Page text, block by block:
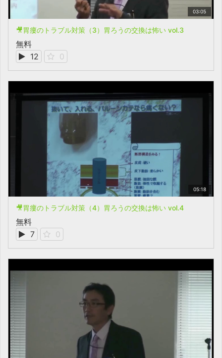
03:05
🎥胃瘻のトラブル対策（3）胃ろうの交換は怖い vol.3
無料
12
0
05:18
🎥胃瘻のトラブル対策（4）胃ろうの交換は怖い vol.4
無料
7
0